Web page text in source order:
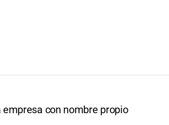
con nombre propio